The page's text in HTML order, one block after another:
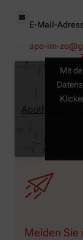
E-Mail-
apo-im-
Apotheke im
Mit
Melden Sie